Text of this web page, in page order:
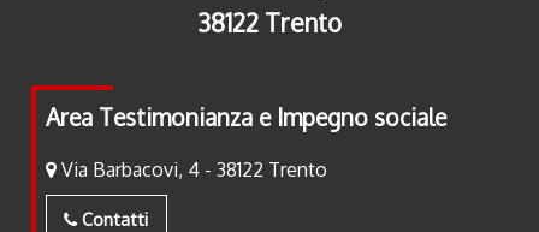
38122 Trento
Area Testimonianza e Impegno sociale
Via Barbacovi, 4 - 38122 Trento
Contatti